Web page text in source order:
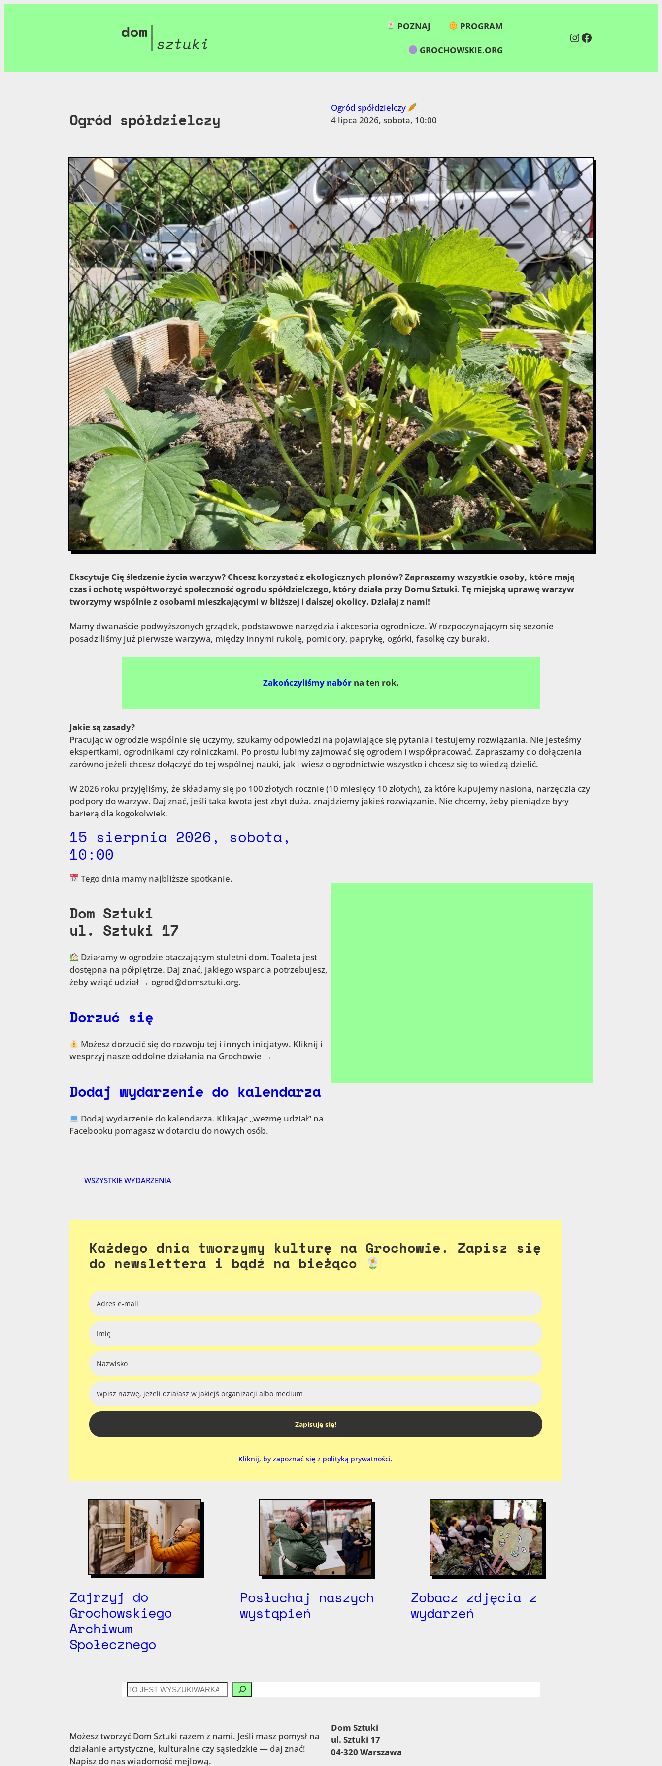
POZNAJ PROGRAM
GROCHOWSKIE.ORG
InstagramFacebook
Ogród spółdzielczy
Ogród spółdzielczy
4 lipca 2026, sobota, 10:00
Ekscytuje Cię śledzenie życia warzyw? Chcesz korzystać z ekologicznych plonów? Zapraszamy wszystkie osoby, które mają
czas i ochotę współtworzyć społeczność ogrodu spółdzielczego, który działa przy Domu Sztuki. Tę miejską uprawę warzyw
tworzymy wspólnie z osobami mieszkającymi w bliższej i dalszej okolicy. Działaj z nami!
Mamy dwanaście podwyższonych grządek, podstawowe narzędzia i akcesoria ogrodnicze. W rozpoczynającym się sezonie
posadziliśmy już pierwsze warzywa, między innymi rukolę, pomidory, paprykę, ogórki, fasolkę czy buraki.
Zakończyliśmy nabór na ten rok.
Jakie są zasady?
Pracując w ogrodzie wspólnie się uczymy, szukamy odpowiedzi na pojawiające się pytania i testujemy rozwiązania. Nie jesteśmy
ekspertkami, ogrodnikami czy rolniczkami. Po prostu lubimy zajmować się ogrodem i współpracować. Zapraszamy do dołączenia
zarówno jeżeli chcesz dołączyć do tej wspólnej nauki, jak i wiesz o ogrodnictwie wszystko i chcesz się to wiedzą dzielić.
W 2026 roku przyjęliśmy, że składamy się po 100 złotych rocznie (10 miesięcy 10 złotych), za które kupujemy nasiona, narzędzia czy
podpory do warzyw. Daj znać, jeśli taka kwota jest zbyt duża. znajdziemy jakieś rozwiązanie. Nie chcemy, żeby pieniądze były
barierą dla kogokolwiek.
15 sierpnia 2026, sobota,
10:00
Tego dnia mamy najbliższe spotkanie.
Dom Sztuki
ul. Sztuki 17
Działamy w ogrodzie otaczającym stuletni dom. Toaleta jest
dostępna na półpiętrze. Daj znać, jakiego wsparcia potrzebujesz,
żeby wziąć udział → ogrod@domsztuki.org.
Dorzuć się
Możesz dorzucić się do rozwoju tej i innych inicjatyw. Kliknij i
wesprzyj nasze oddolne działania na Grochowie →
Dodaj wydarzenie do kalendarza
Dodaj wydarzenie do kalendarza. Klikając „wezmę udział” na
Facebooku pomagasz w dotarciu do nowych osób.
WSZYSTKIE WYDARZENIA
Każdego dnia tworzymy kulturę na Grochowie. Zapisz się
do newslettera i bądź na bieżąco
Zapisuję się!
Kliknij, by zapoznać się z polityką prywatności.
Zajrzyj do
Grochowskiego
Archiwum
Społecznego
Posłuchaj naszych
wystąpień
Zobacz zdjęcia z
wydarzeń
CZEGO
SZUKASZ?
Możesz tworzyć Dom Sztuki razem z nami. Jeśli masz pomysł na
działanie artystyczne, kulturalne czy sąsiedzkie — daj znać!
Napisz do nas wiadomość mejlową.
Dom Sztuki
ul. Sztuki 17
04-320 Warszawa